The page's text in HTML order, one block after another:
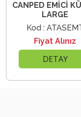
CANPED EMİCİ
LARGE
Kod :
Fiyat Alınız
DETAY